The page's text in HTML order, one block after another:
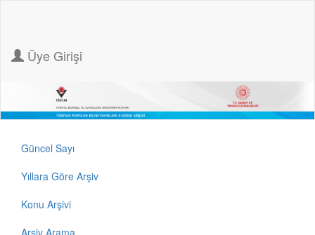
Üye Girişi
Güncel Sayı
Yıllara Göre Arşiv
Konu Arşivi
Arşiv Arama